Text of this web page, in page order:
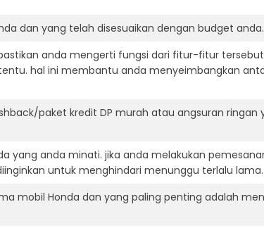
dan yang telah disesuaikan dengan budget anda.
anda mengerti fungsi dari fitur-fitur
hal ini membantu anda menyeimbangkan
paket kredit DP murah atau angsuran ringan
yang anda minati. jika anda melakukan
untuk menghindari menunggu terlalu lama.
mobil Honda dan yang paling penting adalah